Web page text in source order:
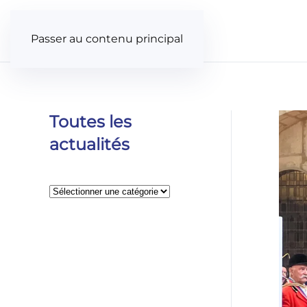
Passer au contenu principal
Toutes les
actualités
Catégories